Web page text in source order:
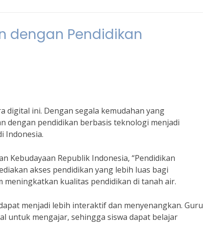
dengan Pendidikan
digital ini. Dengan segala kemudahan yang
dengan pendidikan berbasis teknologi menjadi
Indonesia.
Kebudayaan Republik Indonesia, “Pendidikan
akses pendidikan yang lebih luas bagi
meningkatkan kualitas pendidikan di tanah air.
menjadi lebih interaktif dan menyenangkan. Guru
untuk mengajar, sehingga siswa dapat belajar